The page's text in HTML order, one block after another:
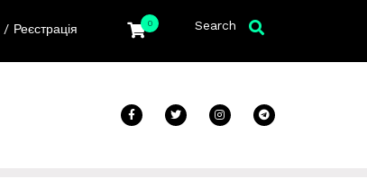
/ Реєстрація 0 Search